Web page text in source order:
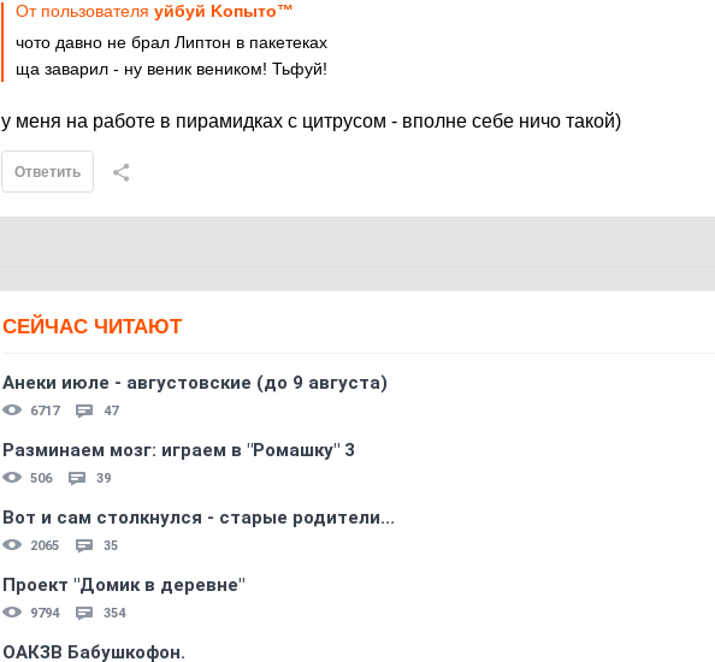
От пользователя yйбуй Kопыто™
чото давно не брал Липтон в пакетеках
ща заварил - ну веник веником! Тьфуй!
у меня на работе в пирамидках с цитрусом - вполне себе ничо такой)
Ответить
СЕЙЧАС ЧИТАЮТ
Анеки июле - августовские (до 9 августа)
6717 47
Разминаем мозг: играем в "Ромашку" 3
506 39
Вот и сам столкнулся - старые родители...
2065 35
Проект "Домик в деревне"
9794 354
ОАКЗВ Бабушкофон.